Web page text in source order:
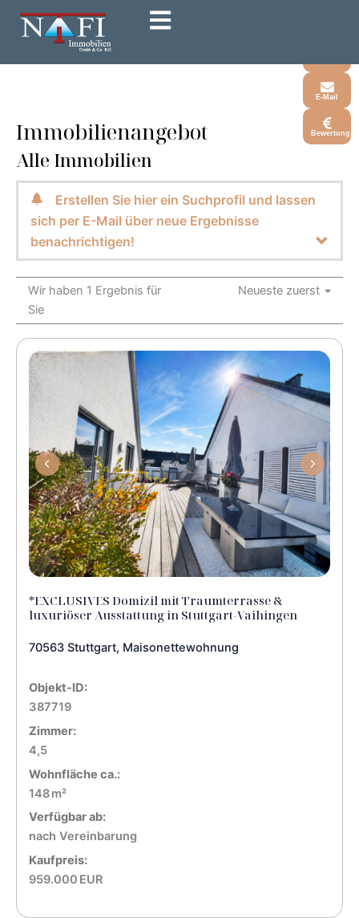
Inhalt
E-Mail
Bewertung
Immobilien­angebot
Alle Immobilien
Erstellen Sie hier ein Suchprofil und lassen
sich per E-Mail über neue Ergebnisse
benachrichtigen!
Wir haben 1 Ergebnis für
Sie
Neueste zuerst
*EXCLUSIVES Domizil mit Traumterrasse &
luxuriöser Ausstattung in Stuttgart-Vaihingen
70563 Stuttgart, Maisonettewohnung
Objekt-ID:
387719
Zimmer:
4,5
Wohnfläche ca.:
148 m²
Verfügbar ab:
nach Vereinbarung
Kaufpreis:
959.000 EUR